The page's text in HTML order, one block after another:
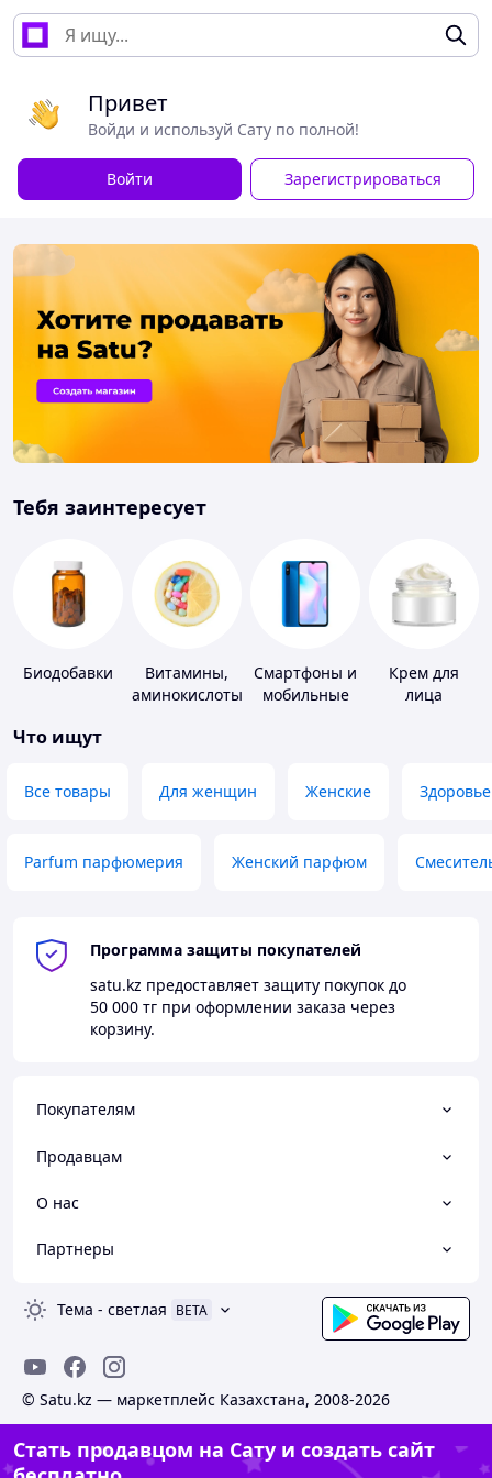
Привет
Войди и используй Сату по полной!
Войти Зарегистрироваться
Тебя заинтересует
Биодобавки
Витамины,
аминокислоты
Смартфоны и
мобильные
Крем для
лица
Что ищут
Все товары Для женщин Женские Здоровье
Parfum парфюмерия Женский парфюм
Программа защиты покупателей
satu.kz предоставляет защиту покупок до
50 000 тг при оформлении заказа через
корзину.
Покупателям
Продавцам
О нас
Партнеры
Тема - светлая BETA
© Satu.kz — маркетплейс Казахстана, 2008-2026
Стать продавцом на Сату и создать сайт